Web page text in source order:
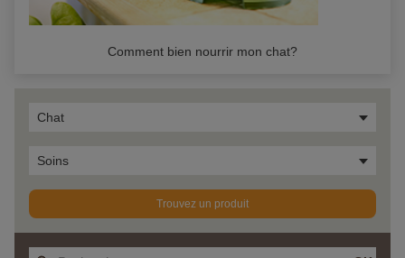
Comment bien nourrir mon chat?
Chat
Soins
Trouvez un produit